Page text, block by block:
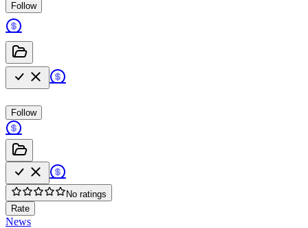
Follow
Follow
No ratings
Rate
News